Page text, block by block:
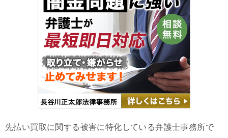
先払い買取に関する被害に特化している弁護士事務所で